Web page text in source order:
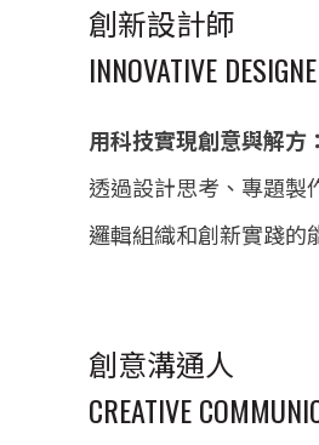
創新設計師
INNOVATIVE
用科技實現創意與解方
透過設計思考、專題製
邏輯組織和創新實踐的
創意溝通人
CREATIVE